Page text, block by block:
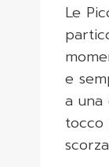
Le
e
a una
tocco